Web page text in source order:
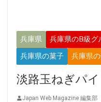
兵庫県
兵庫県のB級グ
兵庫県の菓子
兵庫県
淡路玉ねぎパイ
Japan Web Magazine 編集部